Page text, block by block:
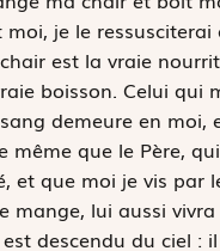
moi, je le
est la vraie
boisson. Celui qui
demeure en moi,
même que le Père,
et que moi je vis par
mange, lui aussi
descendu du ciel : il